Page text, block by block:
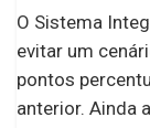
O Sistema
evitar um
pontos
anterior. Ainda